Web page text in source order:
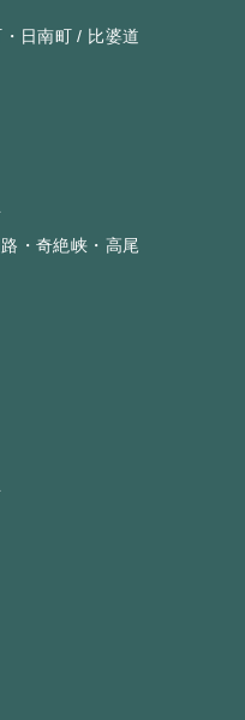
日南町 / 比婆道
・奇絶峡・高尾